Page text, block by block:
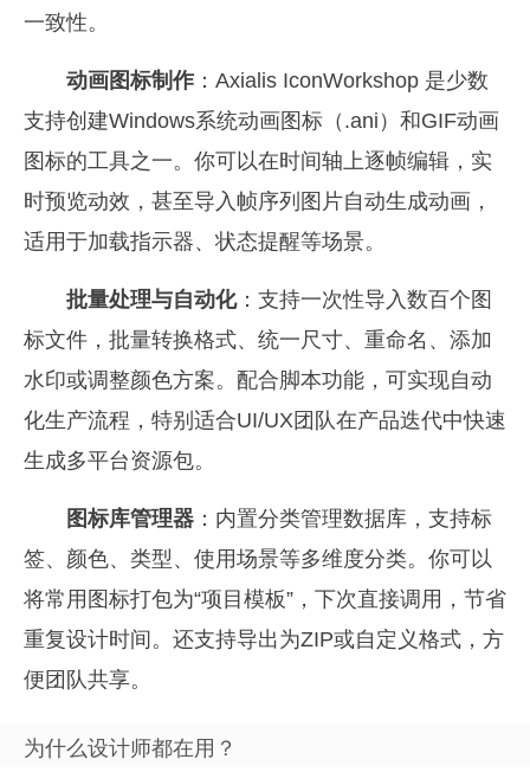
一致性。
动画图标制作：Axialis IconWorkshop 是少数
支持创建Windows系统动画图标（.ani）和GIF动画
图标的工具之一。你可以在时间轴上逐帧编辑，实
时预览动效，甚至导入帧序列图片自动生成动画，
适用于加载指示器、状态提醒等场景。
批量处理与自动化：支持一次性导入数百个图
标文件，批量转换格式、统一尺寸、重命名、添加
水印或调整颜色方案。配合脚本功能，可实现自动
化生产流程，特别适合UI/UX团队在产品迭代中快速
生成多平台资源包。
图标库管理器 ：内置分类管理数据库，支持标
签、颜色、类型、使用场景等多维度分类。你可以
将常用图标打包为“项目模板”，下次直接调用，节省
重复设计时间。还支持导出为ZIP或自定义格式，方
便团队共享。
为什么设计师都在用？